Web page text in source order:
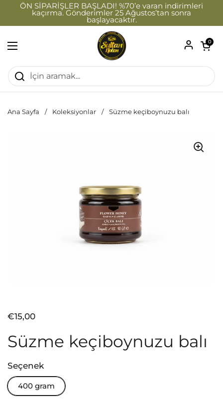
İçeriğe geç
ÖN SİPARİŞLER BAŞLADI! %70’e varan indirimleri
kaçırma. Gönderimler 25 Ağustos’tan sonra
başlayacaktır.
Menüyü aç
Sepeti
0
Ana Sayfa / Koleksiyonlar / Süzme keçiboynuzu balı
Fiyat:
€15,00
Süzme keçiboynuzu balı
Seçenek
400 gram